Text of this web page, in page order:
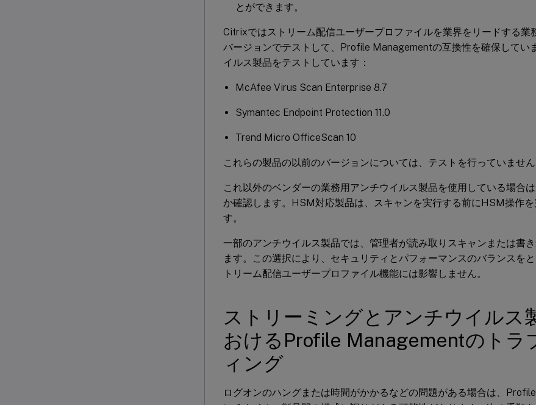
とができます。
Citrixではストリーム配信ユーザープロファイルを業界をリードする業
バージョンでテストして、Profile Managementの互換性を確保してい
イルス製品をテストしています：
McAfee Virus Scan Enterprise 8.7
Symantec Endpoint Protection 11.0
Trend Micro OfficeScan 10
これらの製品の以前のバージョンについては、テストを行っていません
これ以外のベンダーの業務用アンチウイルス製品を使用している場合
か確認します。HSM対応製品は、スキャンを実行する前にHSM操作を
す。
一部のアンチウイルス製品では、管理者が読み取りスキャンまたは書
ます。この選択により、セキュリティとパフォーマンスのバランスを
トリーム配信ユーザープロファイル機能には影響しません。
ストリーミングとアンチウイルス
おけるProfile Managementのトラ
ィング
ログオンのハングまたは時間がかかるなどの問題がある場合は、